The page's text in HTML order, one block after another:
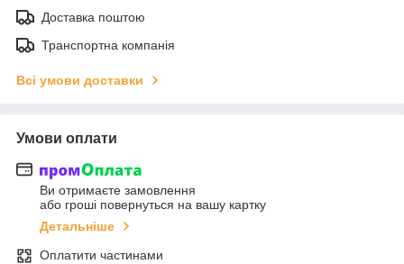
Доставка поштою
Транспортна компанія
Всі умови доставки
Умови оплати
Ви отримаєте замовлення
або гроші повернуться на вашу картку
Детальніше
Оплатити частинами